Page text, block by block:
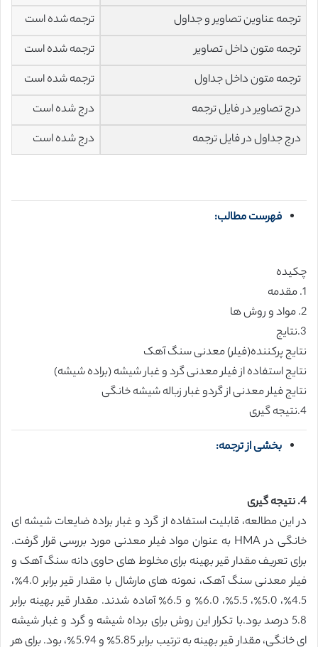
ترجمه عناوین تصاویر و جداول
ترجمه شده است
ترجمه متون داخل تصاویر
ترجمه شده است
ترجمه متون داخل جداول
ترجمه شده است
درج تصاویر در فایل ترجمه
درج شده است
درج جداول در فایل ترجمه
درج شده است
فهرست مطالب:
چکیده
1. مقدمه
2. مواد و روش ها
3.نتایج
نتایج پرکننده(فیلر) معدنی سنگ آهک
نتایج استفاده از فیلر معدنی گرد و غبار شیشه (براده شیشه)
نتایج فیلر معدنی از گردو غبار زباله شیشه خانگی
4.نتیجه گیری
بخشی از ترجمه:
4. نتیجه گیری
در این مطالعه، قابلیت استفاده از گرد و غبار براده ضایعات شیشه ای
خانگی در HMA به عنوان مواد فیلر معدنی مورد بررسی قرار گرفت.
برای تعریف مقدار قیر بهینه برای مخلوط های حاوی دانه سنگ آهک و
فیلر معدنی سنگ آهک، نمونه های مارشال با مقدار قیر برابر 4.0٪،
4.5٪، 5.0٪، 5.5٪، 6.0٪ و 6.5٪ آماده شدند. مقدار قیر بهینه برابر
5.8 درصد بود.با تکرار این روش برای برداه شیشه و گرد و غبار شیشه
ای خانگی، مقدار قیر بهینه به ترتیب برابر 5.85٪ و 5.94٪، بود. برای هر